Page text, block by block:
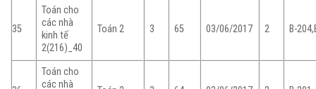
35
Toán cho
các nhà
kinh tế
2(216)_40
Toán 2 3 65 03/06/2017 2 B-
Toán cho
các nhà